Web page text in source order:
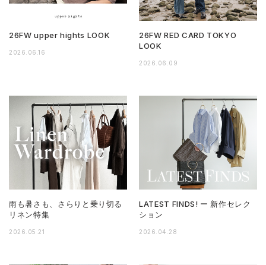
26FW upper hights LOOK
2026.06.16
26FW RED CARD TOKYO
LOOK
2026.06.09
雨も暑さも、さらりと乗り切る
リネン特集
2026.05.21
LATEST FINDS! ー 新作セレク
ション
2026.04.28